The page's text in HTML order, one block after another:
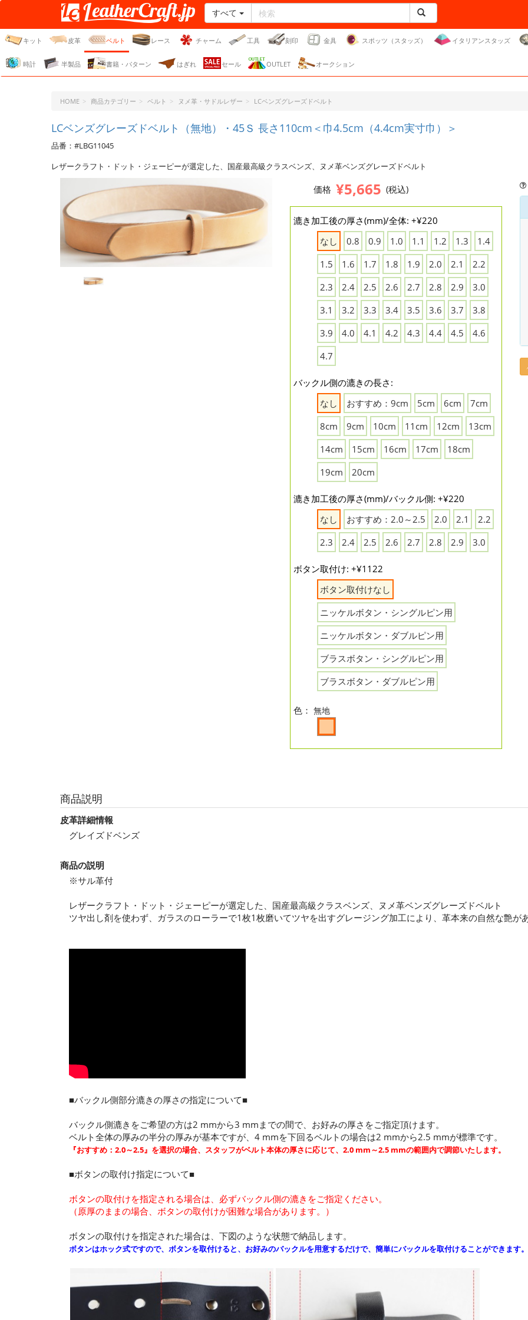
レザークラフト・ドット・
ジェーピー
すべて
キット 皮革 ベルト レース チャーム 工具 刻印 金具 スポッツ（スタッズ） イタリアンスタッズ
時計 半製品 書籍・パターン はぎれ セール OUTLET オークション
HOME 商品カテゴリー ベルト ヌメ革・サドルレザー LCベンズグレーズドベルト
LCベンズグレーズドベルト（無地）・45Ｓ 長さ110cm＜巾4.5cm（4.4cm実寸巾）＞
品番：#LBG11045
レザークラフト・ドット・ジェーピーが選定した、国産最高級クラスベンズ、ヌメ革ベンズグレーズドベルト
価格 ¥5,665 (税込)
漉き加工後の厚さ(mm)/全体: +¥220
なし
0.8 0.9 1.0 1.1 1.2 1.3
1.4
1.5
1.6 1.7 1.8 1.9 2.0 2.1
2.2
2.3
2.4 2.5 2.6 2.7 2.8 2.9
3.0
3.1
3.2 3.3 3.4 3.5 3.6 3.7
3.8
3.9
4.0 4.1 4.2 4.3 4.4 4.5
4.6
4.7
バックル側の漉きの長さ:
なし
おすすめ：9cm 5cm 6cm
7cm
8cm
9cm 10cm 11cm 12cm
13cm
14cm
15cm 16cm 17cm
18cm
19cm
20cm
漉き加工後の厚さ(mm)/バックル側: +¥220
なし
おすすめ：2.0～2.5 2.0 2.1
2.2
2.3
2.4 2.5 2.6 2.7 2.8 2.9 3.0
ボタン取付け: +¥1122
ボタン取付けなし
ニッケルボタン・シングルピン用
ニッケルボタン・ダブルピン用
ブラスボタン・シングルピン用
ブラスボタン・ダブルピン用
色： 無地
商品説明
皮革詳細情報
グレイズドベンズ
商品の説明
※サル革付
レザークラフト・ドット・ジェーピーが選定した、国産最高級クラスベンズ、ヌメ革ベンズグレーズドベルト
ツヤ出し剤を使わず、ガラスのローラーで1枚1枚磨いてツヤを出すグレージング加工により、革本来の自然な艶があ
■バックル側部分漉きの厚さの指定について■
バックル側漉きをご希望の方は2 mmから3 mmまでの間で、お好みの厚さをご指定頂けます。
ベルト全体の厚みの半分の厚みが基本ですが、4 mmを下回るベルトの場合は2 mmから2.5 mmが標準です。
『おすすめ：2.0～2.5』を選択の場合、スタッフがベルト本体の厚さに応じて、2.0 mm～2.5 mmの範囲内で調節いたします。
■ボタンの取付け指定について■
ボタンの取付けを指定される場合は、必ずバックル側の漉きをご指定ください。
（原厚のままの場合、ボタンの取付けが困難な場合があります。）
ボタンの取付けを指定された場合は、下図のような状態で納品します。
ボタンはホック式ですので、ボタンを取付けると、お好みのバックルを用意するだけで、簡単にバックルを取付けることができます。